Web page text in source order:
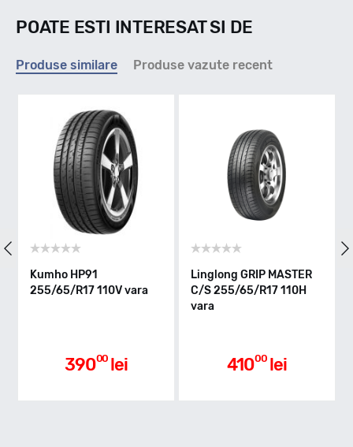
Indice viteza
H - max 210km/h
Indice greutate
Aderenta pe carosabil ud
POATE ESTI INTERESAT SI DE
Produse similare Produse vazute recent
Kumho HP91
255/65/R17 110V vara
39000 lei
Linglong GRIP MASTER
C/S 255/65/R17 110H
vara
41000 lei